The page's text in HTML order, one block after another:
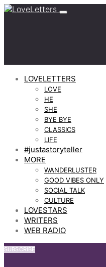
LOVELETTERS
LOVE
HE
SHE
BYE BYE
CLASSICS
LIFE
#justastoryteller
MORE
WANDERLUSTER
GOOD VIBES ONLY
SOCIAL TALK
CULTURE
LOVESTARS
WRITERS
WEB RADIO
SUBSCRIBE